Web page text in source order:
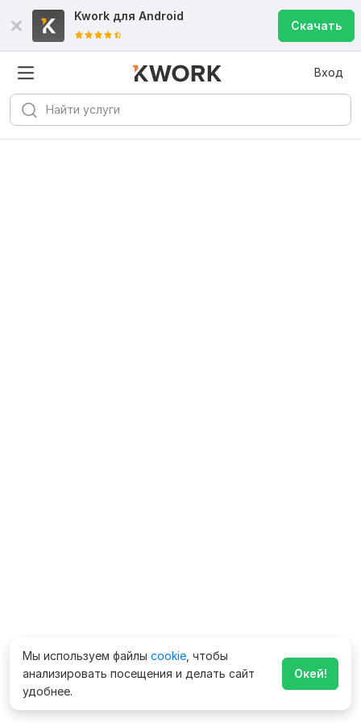
Kwork для Android
Скачать
Вход
Мы используем файлы cookie , чтобы
анализировать посещения и делать сайт
удобнее.
Окей!